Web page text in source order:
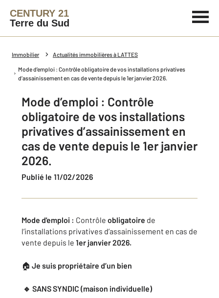
CENTURY 21
Terre du Sud
Immobilier Actualités immobilières à LATTES
Mode d’emploi : Contrôle obligatoire de vos installations privatives
d’assainissement en cas de vente depuis le 1er janvier 2026.
Mode d’emploi : Contrôle
obligatoire de vos installations
privatives d’assainissement en
cas de vente depuis le 1er janvier
2026.
Publié le 11/02/2026
Mode d'emploi : Contrôle obligatoire de
l’installations privatives d’assainissement en cas de
vente depuis le 1er janvier 2026.
🏠 Je suis propriétaire d’un bien
🔹 SANS SYNDIC (maison individuelle)